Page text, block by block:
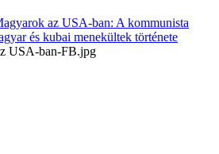
az USA-ban: A kommunista
és kubai menekültek története